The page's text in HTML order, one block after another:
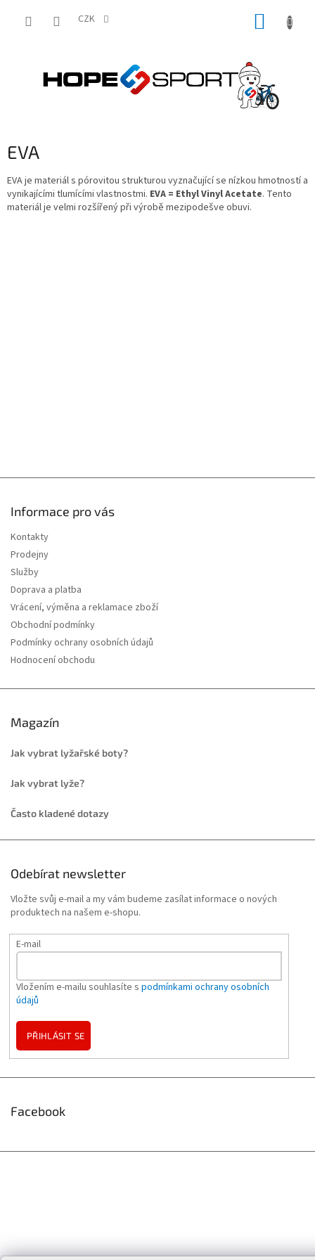
CZK
EVA
EVA je materiál s pórovitou strukturou vyznačující se nízkou hmotností a
vynikajícími tlumícími vlastnostmi. EVA = Ethyl Vinyl Acetate. Tento
materiál je velmi rozšířený při výrobě mezipodešve obuvi.
Informace pro vás
Kontakty
Prodejny
Služby
Doprava a platba
Vrácení, výměna a reklamace zboží
Obchodní podmínky
Podmínky ochrany osobních údajů
Hodnocení obchodu
Magazín
Jak vybrat lyžařské boty?
Jak vybrat lyže?
Často kladené dotazy
Odebírat newsletter
Vložte svůj e-mail a my vám budeme zasílat informace o nových
produktech na našem e-shopu.
E-mail
Vložením e-mailu souhlasíte s podmínkami ochrany osobních
údajů
PŘIHLÁSIT SE
Facebook